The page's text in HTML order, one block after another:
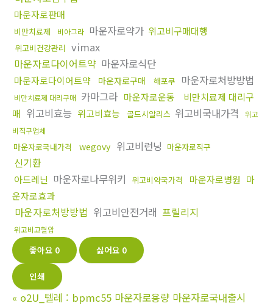
마운자로판매
비만치료제 비아그라 마운자로약가 위고비구매대행
위고비건강관리 vimax
마운자로다이어트약 마운자로식단
마운자로다이어트약 마운자로구매 해포쿠 마운자로처방방법
비만치료제 대리구매 카마그라 마운자로운동
비만치료제 대리구
매 위고비효능 위고비효능 골드시알리스 위고비국내가격
위고
비직구업체
마운자로국내가격 wegovy 위고비런닝 마운자로직구
신기환
아드레닌 마운자로나무위키 위고비약국가격 마운자로병원 마
운자로효과
마운자로처방방법 위고비안전거래 프릴리지
위고비고혈압
좋아요 0 싫어요 0
인쇄
« o2U_텔레 : bpmc55 마운자로용량 마운자로국내출시